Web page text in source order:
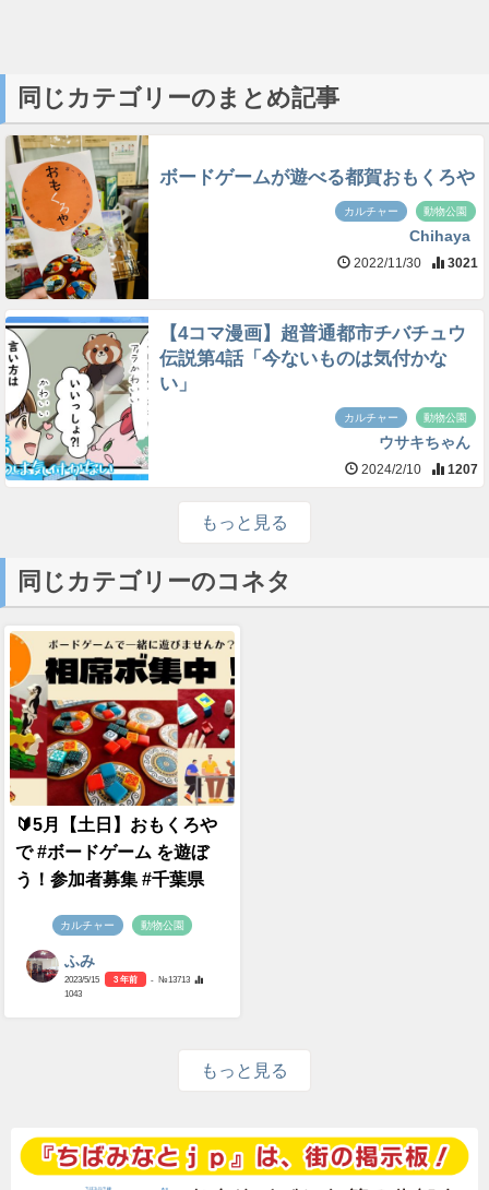
同じカテゴリーのまとめ記事
ボードゲームが遊べる都賀おもくろや
カルチャー 動物公園
Chihaya
2022/11/30 3021
【4コマ漫画】超普通都市チバチュウ
伝説第4話「今ないものは気付かな
い」
カルチャー 動物公園
ウサキちゃん
2024/2/10 1207
もっと見る
同じカテゴリーのコネタ
🔰5月【土日】おもくろや
で #ボードゲーム を遊ぼ
う！参加者募集 #千葉県
カルチャー 動物公園
ふみ
2023/5/15 3 年前
- №13713
1043
もっと見る